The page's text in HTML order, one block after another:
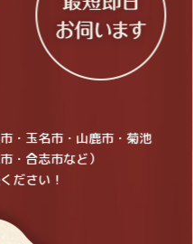
・玉名市・山鹿市・菊池
・合志市など）
ださい！